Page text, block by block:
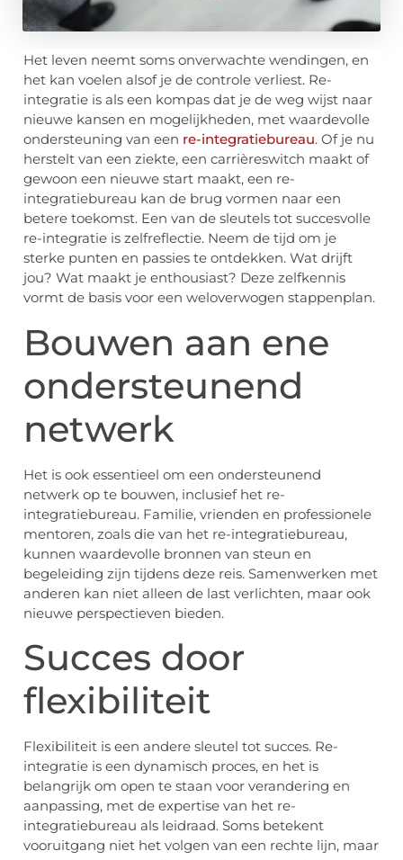
Het leven neemt soms onverwachte wendingen, en
het kan voelen alsof je de controle verliest. Re-
integratie is als een kompas dat je de weg wijst naar
nieuwe kansen en mogelijkheden, met waardevolle
ondersteuning van een re-integratiebureau. Of je nu
herstelt van een ziekte, een carrièreswitch maakt of
gewoon een nieuwe start maakt, een re-
integratiebureau kan de brug vormen naar een
betere toekomst. Een van de sleutels tot succesvolle
re-integratie is zelfreflectie. Neem de tijd om je
sterke punten en passies te ontdekken. Wat drijft
jou? Wat maakt je enthousiast? Deze zelfkennis
vormt de basis voor een weloverwogen stappenplan.
Bouwen aan ene
ondersteunend
netwerk
Het is ook essentieel om een ondersteunend
netwerk op te bouwen, inclusief het re-
integratiebureau. Familie, vrienden en professionele
mentoren, zoals die van het re-integratiebureau,
kunnen waardevolle bronnen van steun en
begeleiding zijn tijdens deze reis. Samenwerken met
anderen kan niet alleen de last verlichten, maar ook
nieuwe perspectieven bieden.
Succes door
flexibiliteit
Flexibiliteit is een andere sleutel tot succes. Re-
integratie is een dynamisch proces, en het is
belangrijk om open te staan voor verandering en
aanpassing, met de expertise van het re-
integratiebureau als leidraad. Soms betekent
vooruitgang niet het volgen van een rechte lijn, maar